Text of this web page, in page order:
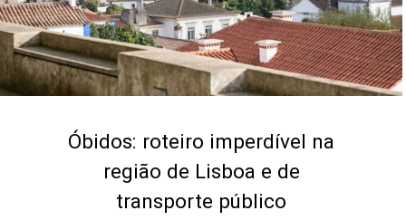
Óbidos: roteiro imperdível na
região de Lisboa e de
transporte público